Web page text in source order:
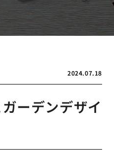
2024.07.18
ーデンデザイ